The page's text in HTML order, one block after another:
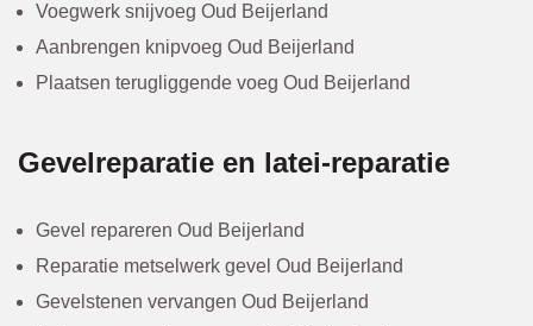
Voegwerk snijvoeg Oud Beijerland
Aanbrengen knipvoeg Oud Beijerland
Plaatsen terugliggende voeg Oud Beijerland
Gevelreparatie en latei-reparatie
Gevel repareren Oud Beijerland
Reparatie metselwerk gevel Oud Beijerland
Gevelstenen vervangen Oud Beijerland